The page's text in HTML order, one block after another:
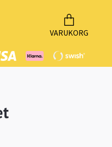
VARUKORG